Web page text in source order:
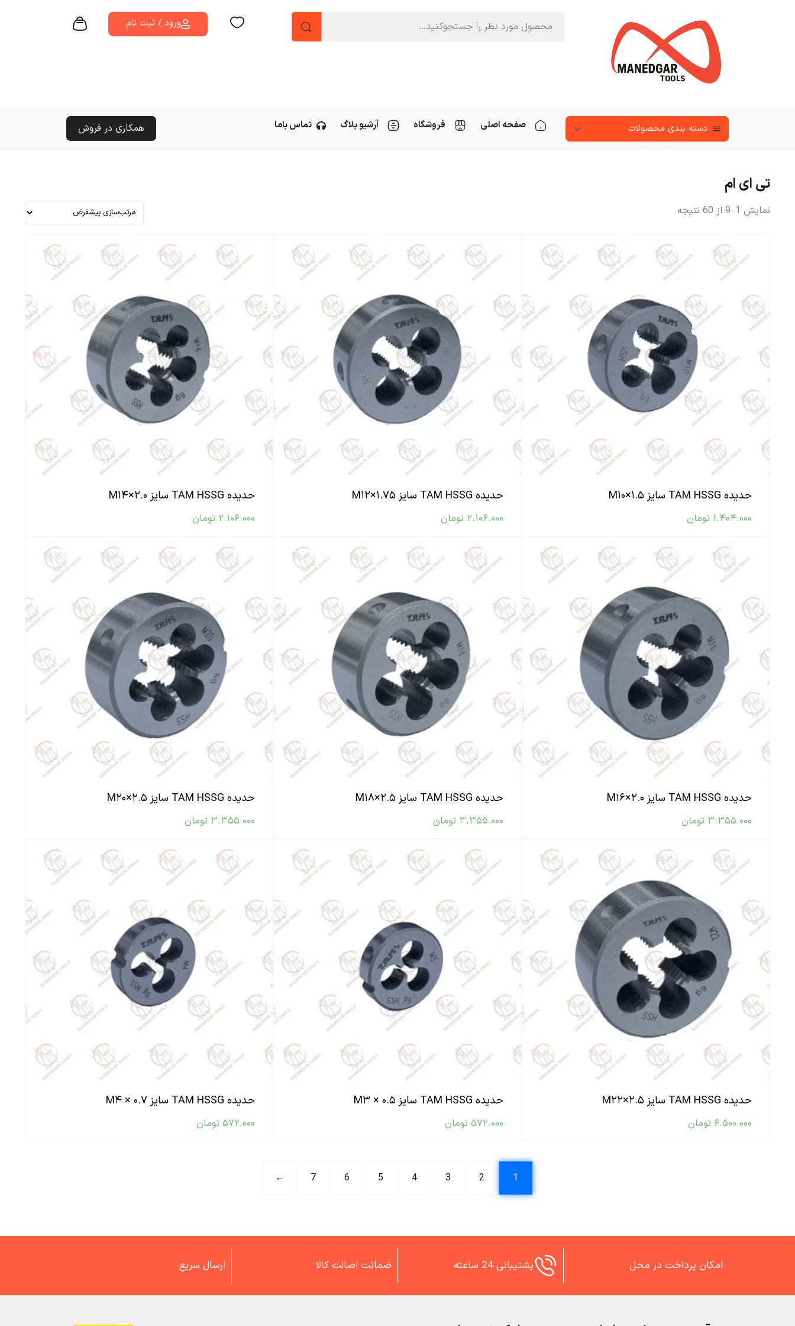
ورود / ثبت نام
دسته‌ بندی محصولات صفحه اصلی فروشگاه آرشیو بلاگ تماس باما همکاری در فروش
تی ای ام
نمایش 1–9 از 60 نتیجه
حدیده TAM HSSG سایز M۱۰×۱.۵
۱.۴۰۴.۰۰۰ تومان
حدیده TAM HSSG سایز M۱۲×۱.۷۵
۲.۱۰۶.۰۰۰ تومان
حدیده TAM HSSG سایز M۱۴×۲.۰
۲.۱۰۶.۰۰۰ تومان
حدیده TAM HSSG سایز M۱۶×۲.۰
۳.۳۵۵.۰۰۰ تومان
حدیده TAM HSSG سایز M۱۸×۲.۵
۳.۳۵۵.۰۰۰ تومان
حدیده TAM HSSG سایز M۲۰×۲.۵
۳.۳۵۵.۰۰۰ تومان
حدیده TAM HSSG سایز M۲۲×۲.۵
۶.۵۰۰.۰۰۰ تومان
حدیده TAM HSSG سایز M۳ × ۰.۵
۵۷۲.۰۰۰ تومان
حدیده TAM HSSG سایز M۴ × ۰.۷
۵۷۲.۰۰۰ تومان
1
2
3
4
5
6
7
←
امکان پرداخت در محل پشتیبانی 24 ساعته ضمانت اصالت کالا ارسال سریع